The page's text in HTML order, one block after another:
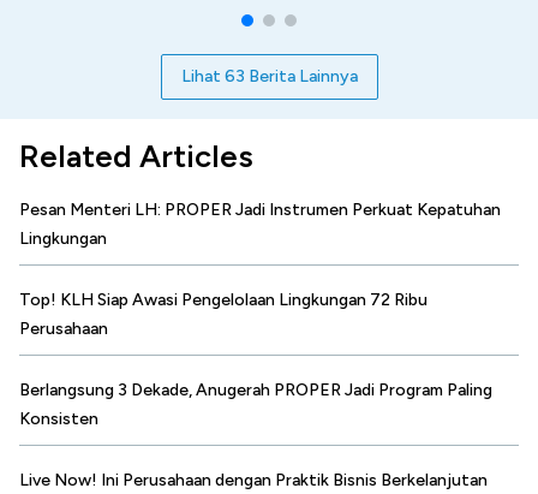
Lihat 63 Berita Lainnya
Related Articles
Pesan Menteri LH: PROPER Jadi Instrumen Perkuat Kepatuhan
Lingkungan
Top! KLH Siap Awasi Pengelolaan Lingkungan 72 Ribu
Perusahaan
Berlangsung 3 Dekade, Anugerah PROPER Jadi Program Paling
Konsisten
Live Now! Ini Perusahaan dengan Praktik Bisnis Berkelanjutan